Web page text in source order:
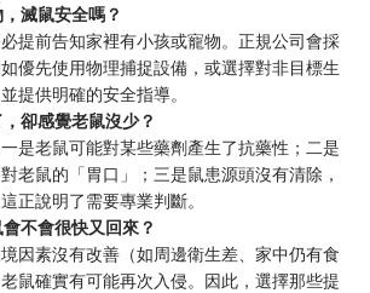
滅鼠安全嗎？
提前告知家裡有小孩或寵物。正規公司會採
優先使用物理捕捉設備，或選擇對非目標生
提供明確的安全指導。
卻感覺老鼠沒少？
是老鼠可能對某些藥劑產生了抗藥性；二是
老鼠的「胃口」；三是鼠患源頭沒有清除，
正說明了需要專業判斷。
不會很快又回來？
因素沒有改善（如周邊衛生差、家中仍有食
鼠確實有可能再次入侵。因此，選擇那些提